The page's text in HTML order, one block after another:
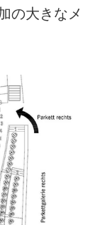
の大きなメ